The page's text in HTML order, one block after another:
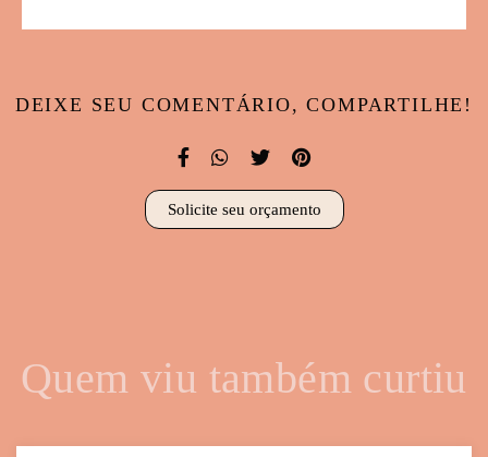
DEIXE SEU COMENTÁRIO, COMPARTILHE!
Solicite seu orçamento
Quem viu também curtiu